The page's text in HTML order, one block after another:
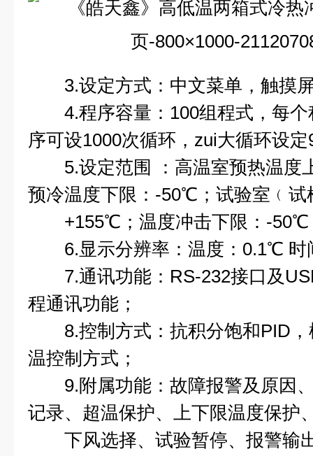
3.设定方式：中文菜单，触摸
4.程序容量：100组程式，每个
序可设1000次循环，zui大循环设
5.设定范围 ：高温室预热温度
预冷温度下限：-50℃；试验室﹙试
+155℃；温度冲击下限：-50℃
6.显示分辨率：温度：0.1℃ 时
7.通讯功能：RS-232接口及
程通讯功能；
8.控制方式：抗积分饱和PID，
温控制方式；
9.附属功能：故障报警及原因、
记录、超温保护、上下限温度保护
下风选择、试验暂停、报警输